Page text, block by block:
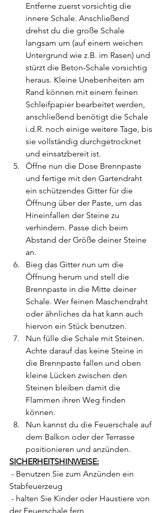
Entferne zuerst vorsichtig die
innere Schale. Anschließend
drehst du die große Schale
langsam um (auf einem weichen
Untergrund wie z.B. im Rasen) und
stürzt die Beton-Schale vorsichtig
heraus. Kleine Unebenheiten am
Rand können mit einem feinen
Schleifpapier bearbeitet werden,
anschließend benötigt die Schale
i.d.R. noch einige weitere Tage, bis
sie vollständig durchgetrocknet
und einsatzbereit ist.
Öffne nun die Dose Brennpaste
und fertige mit den Gartendraht
ein schützendes Gitter für die
Öffnung über der Paste, um das
Hineinfallen der Steine zu
verhindern. Passe dich beim
Abstand der Größe deiner Steine
an.
Bieg das Gitter nun um die
Öffnung herum und stell die
Brennpaste in die Mitte deiner
Schale. Wer feinen Maschendraht
oder ähnliches da hat kann auch
hiervon ein Stück benutzen.
Nun fülle die Schale mit Steinen.
Achte darauf das keine Steine in
die Brennpaste fallen und oben
kleine Lücken zwischen den
Steinen bleiben damit die
Flammen ihren Weg finden
können.
Nun kannst du die Feuerschale auf
dem Balkon oder der Terrasse
positionieren und anzünden.
SICHERHEITSHINWEISE:
Stabfeuerzeug
der Feuerschale fern